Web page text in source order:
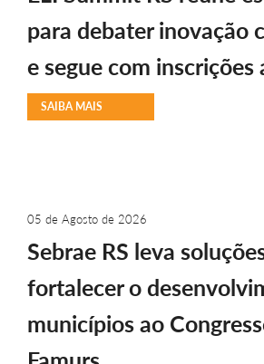
para debater inovação
e segue com inscrições
SAIBA MAIS
05 de Agosto de 2026
Sebrae RS leva
fortalecer o
municípios ao